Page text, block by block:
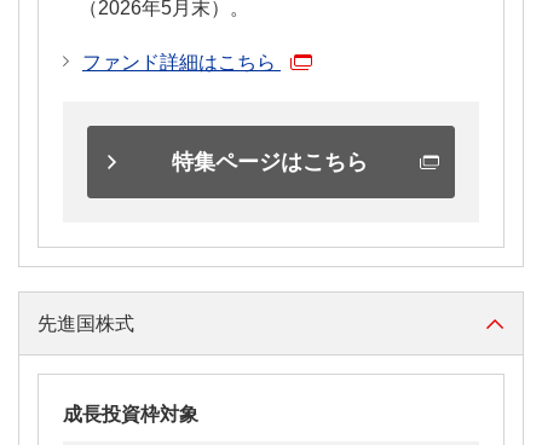
（2026年5月末）。
ファンド詳細はこちら
特集ページはこちら
先進国株式
成長投資枠対象